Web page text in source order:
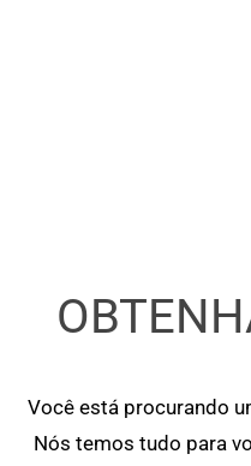
Você está procurando
Nós temos tudo para